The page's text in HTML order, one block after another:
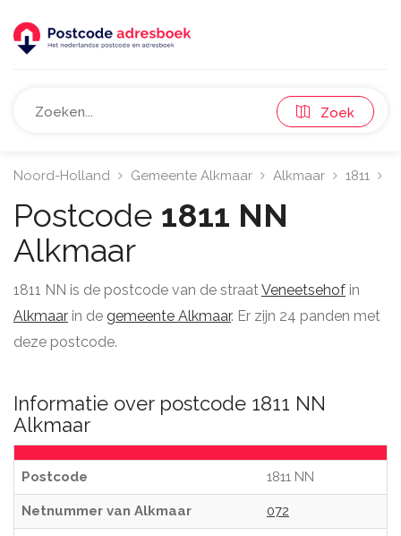
Zoek
Noord-Holland Gemeente Alkmaar Alkmaar 1811
Postcode 1811 NN
Alkmaar
1811 NN is de postcode van de straatVeneetsehof in
Alkmaar in de gemeente Alkmaar. Er zijn 24 panden met
deze postcode.
Informatie over postcode 1811 NN
Alkmaar
Postcode 1811 NN
Netnummer van Alkmaar 072